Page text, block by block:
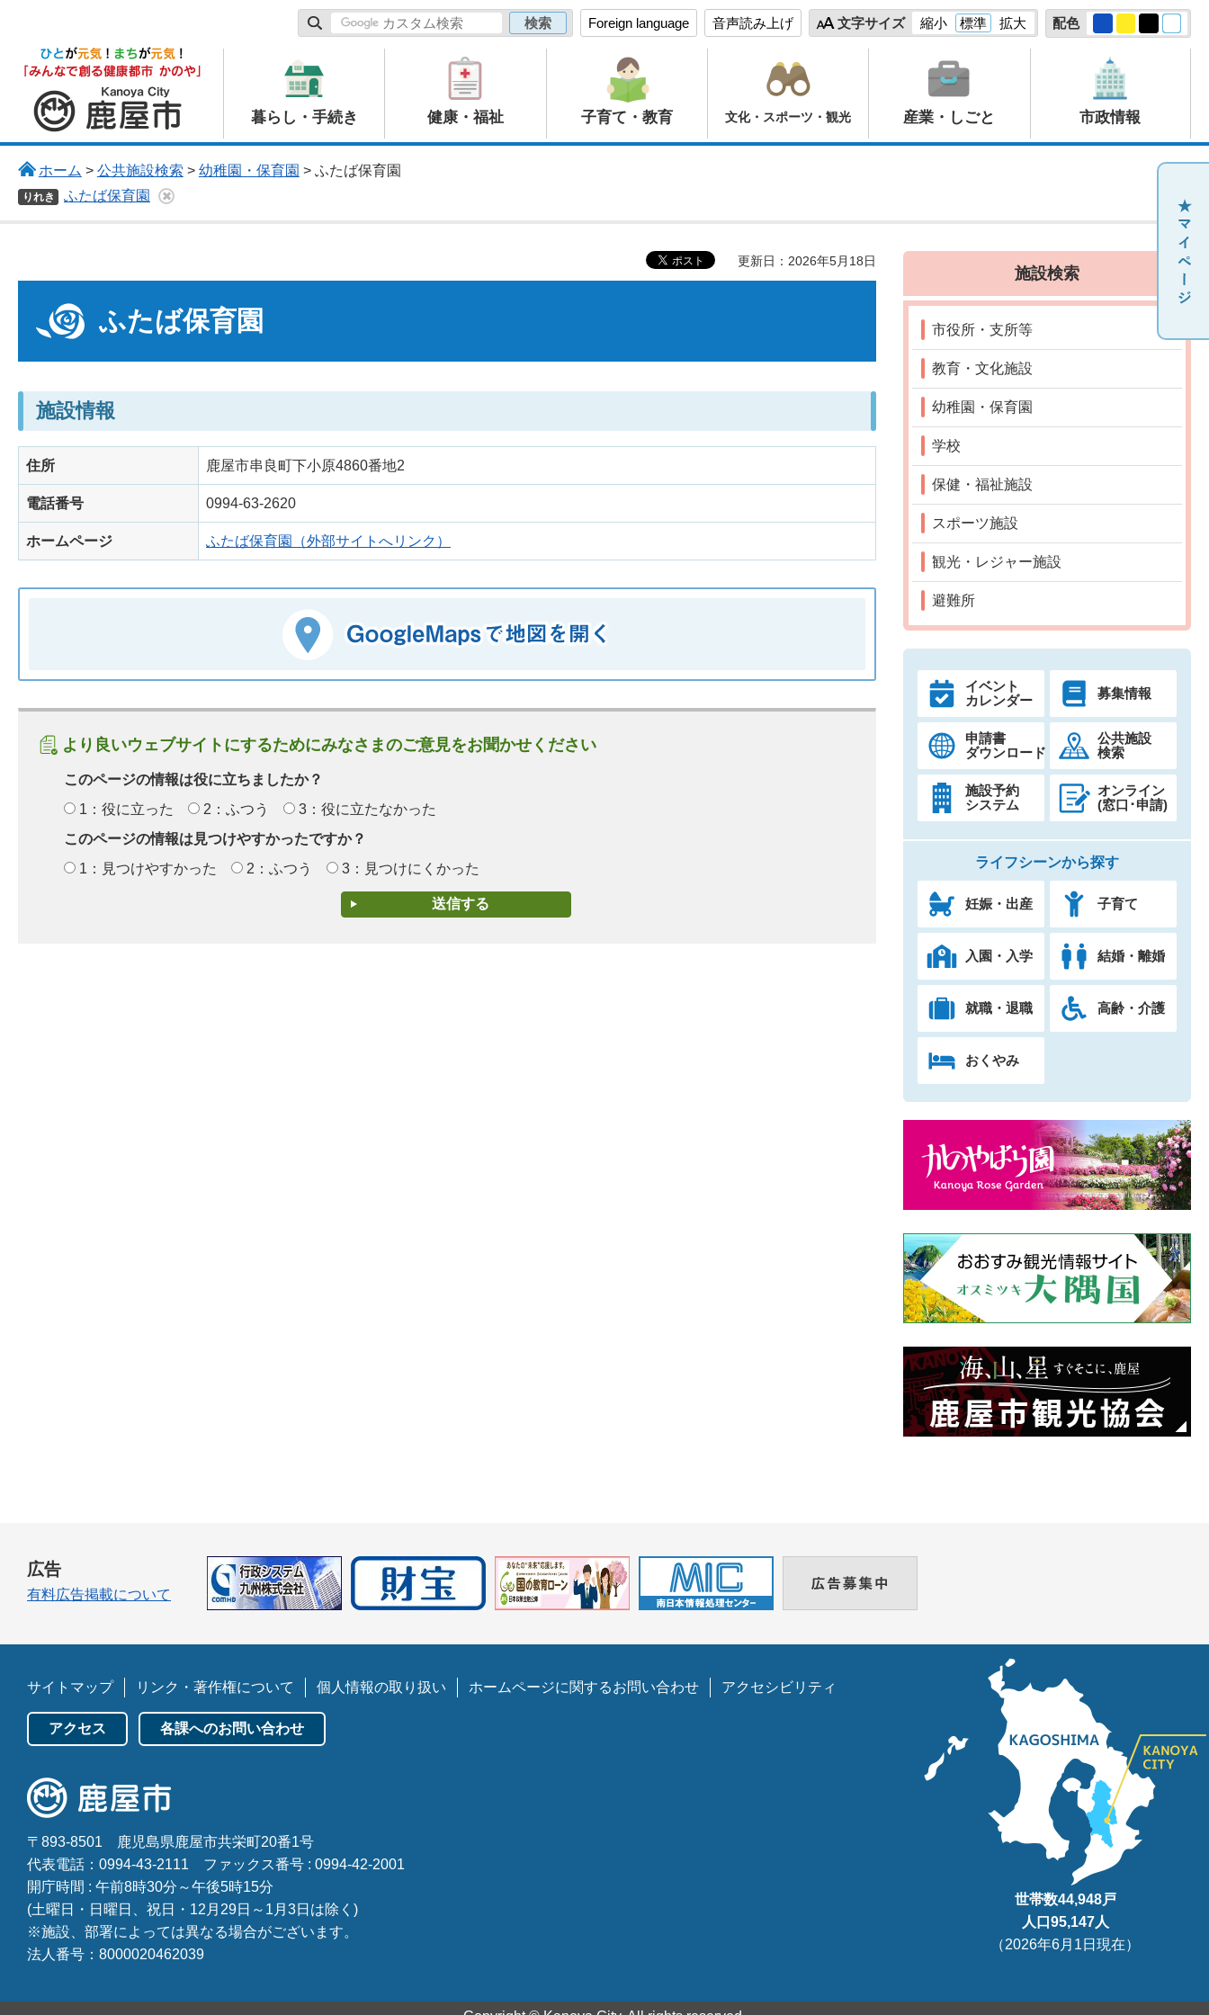
Foreign language 音声読み上げ 文字サイズ 縮小 標準 拡大 配色
鹿屋市
暮らし・手続き 健康・福祉 子育て・教育 文化・スポーツ・観光 産業・しごと 市政情報
ホーム > 公共施設検索 > 幼稚園・保育園 > ふたば保育園
りれき ふたば保育園
更新日：2026年5月18日
ふたば保育園
施設情報
住所 鹿屋市串良町下小原4860番地2
電話番号 0994-63-2620
ホームページ ふたば保育園（外部サイトへリンク）
より良いウェブサイトにするためにみなさまのご意見をお聞かせください
このページの情報は役に立ちましたか？
1：役に立った
2：ふつう
3：役に立たなかった
このページの情報は見つけやすかったですか？
1：見つけやすかった
2：ふつう 3：見つけにくかった
施設検索
市役所・支所等
教育・文化施設
幼稚園・保育園
学校
保健・福祉施設
スポーツ施設
観光・レジャー施設
避難所
イベント
カレンダー
募集情報
申請書
ダウンロード
公共施設
検索
施設予約
システム
オンライン
(窓口･申請)
ライフシーンから探す
妊娠・出産 子育て
入園・入学 結婚・離婚
就職・退職 高齢・介護
おくやみ
広告
有料広告掲載について
サイトマップ リンク・著作権について 個人情報の取り扱い ホームページに関するお問い合わせ アクセシビリティ
アクセス 各課へのお問い合わせ
〒893-8501
鹿児島県鹿屋市共栄町20番1号
代表電話：0994-43-2111
ファックス番号 : 0994-42-2001
開庁時間 : 午前8時30分～午後5時15分
(土曜日・日曜日、祝日・12月29日～1月3日は除く)
※施設、部署によっては異なる場合がございます。
法人番号：8000020462039
世帯数44,948戸
人口95,147人
（2026年6月1日現在）